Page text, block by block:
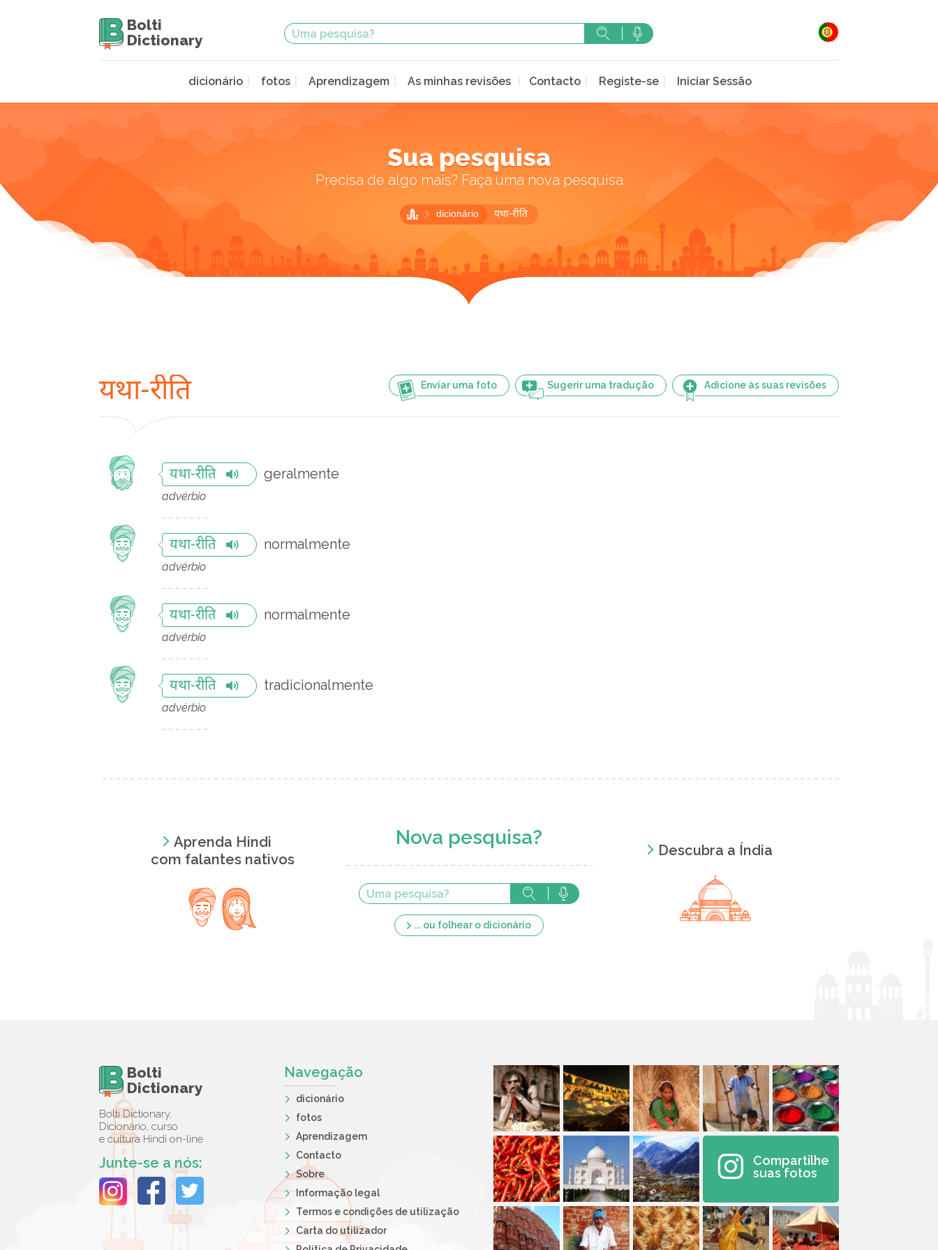
Bolti
Dictionary
dicionário fotos Aprendizagem As minhas revisões Contacto Registe-se Iniciar Sessão
Sua pesquisa
Precisa de algo mais? Faça uma nova pesquisa
dicionário यथा-रीति
Enviar uma foto Sugerir uma tradução Adicione às suas revisões
यथा-रीति
यथा-रीति geralmente
advérbio
यथा-रीति normalmente
advérbio
यथा-रीति normalmente
advérbio
यथा-रीति tradicionalmente
advérbio
Aprenda Hindi
com falantes nativos
Nova pesquisa?
... ou folhear o dicionário
Descubra a Índia
Bolti
Dictionary
Bolti Dictionary,
Dicionário, curso
e cultura Hindi on-line
Junte-se a nós:
Navegação
dicionário
fotos
Aprendizagem
Contacto
Sobre
Informação legal
Termos e condições de utilização
Carta do utilizador
Compartilhe
suas fotos